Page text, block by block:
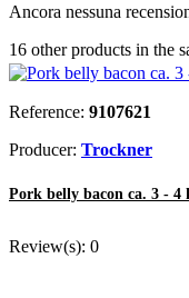
Ancora nessuna
16 other products in the
Reference: 9107621
Producer: Trockner
Pork belly bacon ca. 3 - 4
Review(s): 0